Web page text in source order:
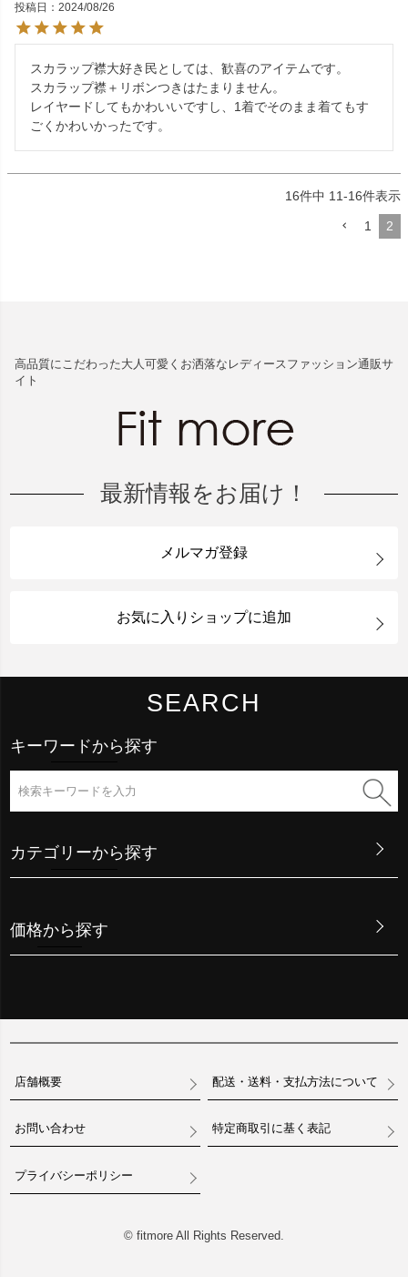
投稿日
2024/08/26
スカラップ襟大好き民としては、歓喜のアイテムです。
スカラップ襟＋リボンつきはたまりません。
レイヤードしてもかわいいですし、1着でそのまま着てもす
ごくかわいかったです。
16件中 11-16件表示
1 2
高品質にこだわった大人可愛くお洒落なレディースファッション通販サ
イト
最新情報をお届け！
メルマガ登録
お気に入りショップに追加
SEARCH
キーワードから探す
カテゴリーから探す
価格から探す
店舗概要 配送・送料・支払方法について
お問い合わせ 特定商取引に基く表記
プライバシーポリシー
© fitmore All Rights Reserved.